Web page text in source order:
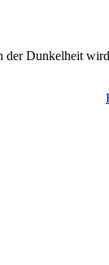
der Dunkelheit